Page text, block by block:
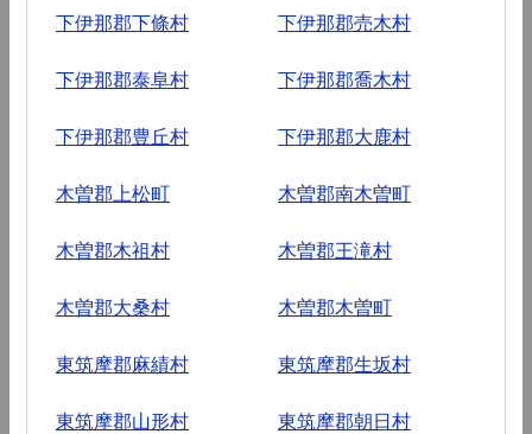
下伊那郡下條村 下伊那郡売木村
下伊那郡泰阜村 下伊那郡喬木村
下伊那郡豊丘村 下伊那郡大鹿村
木曽郡上松町 木曽郡南木曽町
木曽郡木祖村 木曽郡王滝村
木曽郡大桑村 木曽郡木曽町
東筑摩郡麻績村 東筑摩郡生坂村
東筑摩郡山形村 東筑摩郡朝日村